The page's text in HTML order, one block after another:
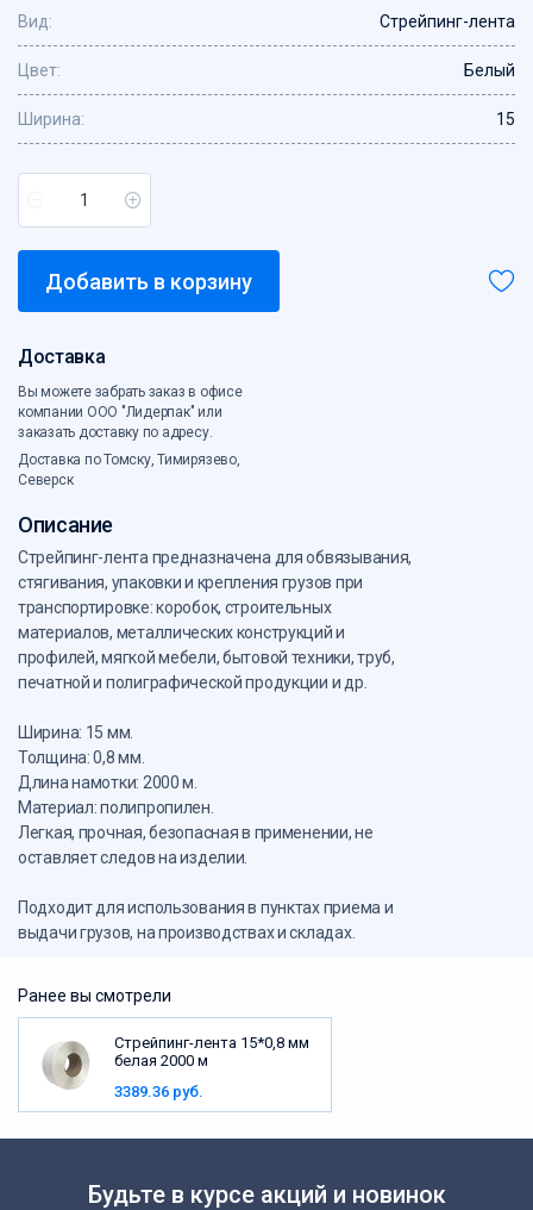
Сетка овощная
Стрейпинг-лента, скобы
Сумки с жесткой ручкой
Сумки хозяйственные
Сумки-ЭКО
Хозтовары
Электротовары
Этикет-лента
Вид: Стрейпинг-лента
Цвет: Белый
Ширина: 15
Добавить в корзину
Доставка
Вы можете забрать заказ в офисе
компании ООО "Лидерпак" или
заказать доставку по адресу.
Доставка по Томску, Тимирязево,
Северск
Описание
Стрейпинг-лента предназначена для обвязывания,
стягивания, упаковки и крепления грузов при
транспортировке: коробок, строительных
материалов, металлических конструкций и
профилей, мягкой мебели, бытовой техники, труб,
печатной и полиграфической продукции и др.
Ширина: 15 мм.
Толщина: 0,8 мм.
Длина намотки: 2000 м.
Материал: полипропилен.
Легкая, прочная, безопасная в применении, не
оставляет следов на изделии.
Подходит для использования в пунктах приема и
выдачи грузов, на производствах и складах.
Ранее вы смотрели
Стрейпинг-лента 15*0,8 мм
белая 2000 м
3389.36 руб.
Будьте в курсе акций и новинок